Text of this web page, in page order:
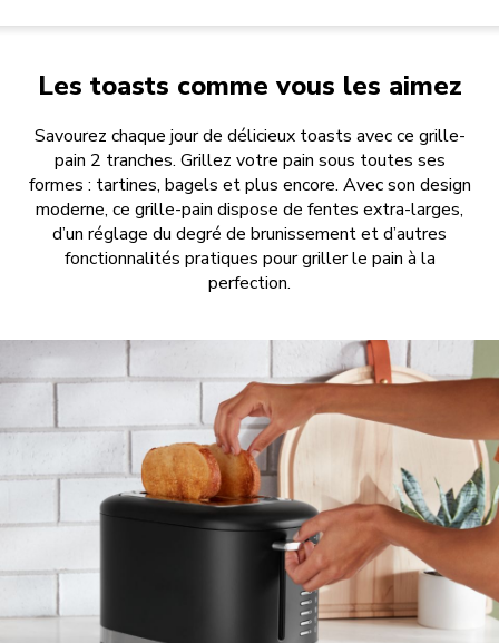
Les toasts comme vous les aimez
Savourez chaque jour de délicieux toasts avec ce grille-
pain 2 tranches. Grillez votre pain sous toutes ses
formes : tartines, bagels et plus encore. Avec son design
moderne, ce grille-pain dispose de fentes extra-larges,
d’un réglage du degré de brunissement et d’autres
fonctionnalités pratiques pour griller le pain à la
perfection.